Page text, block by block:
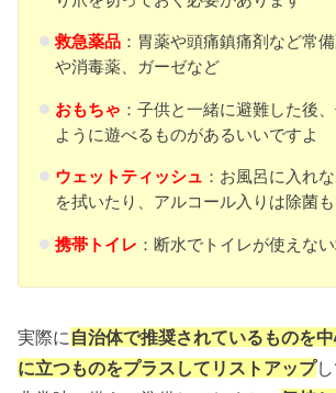
救急薬品：胃薬や頭痛鎮痛剤など常
や消毒薬、ガーゼなど
おもちゃ ：子供と一緒に避難した後
ように遊べるものがあるいいですよ
ウェットティッシュ ：お風呂に入れ
を拭いたり、アルコール入りは除菌
携帯トイレ ：断水でトイレが使えな
実際に 自治体で推奨されているものを
に立つものをプラスしてリストアップし